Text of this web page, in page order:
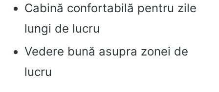
Cabină confortabilă pentru zile
lungi de lucru
Vedere bună asupra zonei de
lucru